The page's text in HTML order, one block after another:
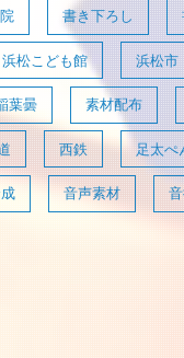
書き下ろし
浜松こども館 浜松市
葉曇 素材配布
西鉄 足太ぺ
音声素材